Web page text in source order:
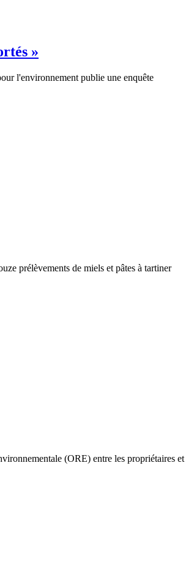
»
l'environnement publie une enquête
prélèvements de miels et pâtes à tartiner
(ORE) entre les propriétaires et